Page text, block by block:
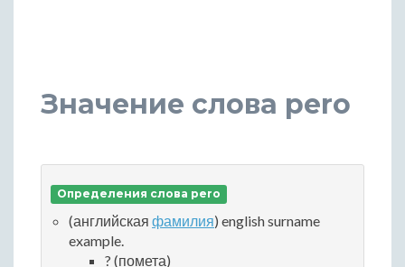
Значение слова pero
Определения слова pero
(английская фамилия) english surname
example.
? (помета)